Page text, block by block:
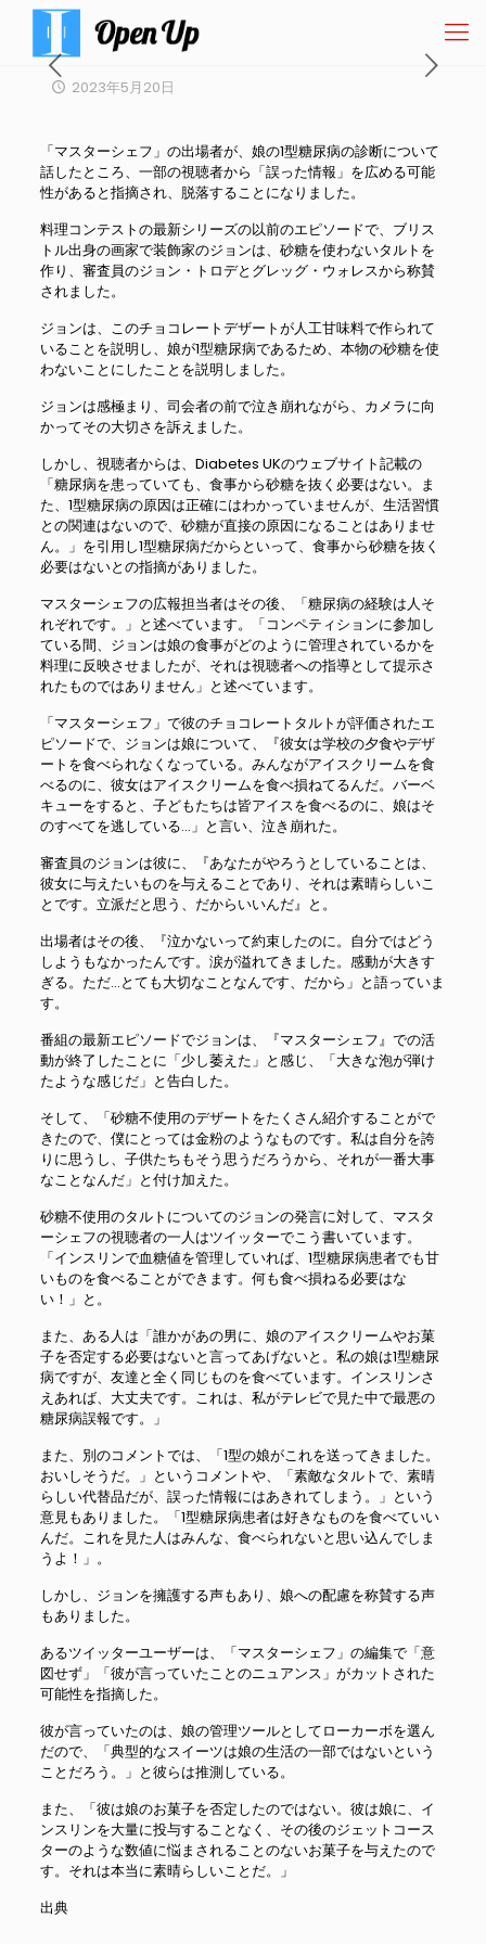
2023年5月20日
「マスターシェフ」の出場者が、娘の1型糖尿病の診断について
話したところ、一部の視聴者から「誤った情報」を広める可能
性があると指摘され、脱落することになりました。
料理コンテストの最新シリーズの以前のエピソードで、ブリス
トル出身の画家で装飾家のジョンは、砂糖を使わないタルトを
作り、審査員のジョン・トロデとグレッグ・ウォレスから称賛
されました。
ジョンは、このチョコレートデザートが人工甘味料で作られて
いることを説明し、娘が1型糖尿病であるため、本物の砂糖を使
わないことにしたことを説明しました。
ジョンは感極まり、司会者の前で泣き崩れながら、カメラに向
かってその大切さを訴えました。
しかし、視聴者からは、Diabetes UKのウェブサイト記載の
「糖尿病を患っていても、食事から砂糖を抜く必要はない。ま
た、1型糖尿病の原因は正確にはわかっていませんが、生活習慣
との関連はないので、砂糖が直接の原因になることはありませ
ん。」を引用し1型糖尿病だからといって、食事から砂糖を抜く
必要はないとの指摘がありました。
マスターシェフの広報担当者はその後、「糖尿病の経験は人そ
れぞれです。」と述べています。「コンペティションに参加し
ている間、ジョンは娘の食事がどのように管理されているかを
料理に反映させましたが、それは視聴者への指導として提示さ
れたものではありません」と述べています。
「マスターシェフ」で彼のチョコレートタルトが評価されたエ
ピソードで、ジョンは娘について、『彼女は学校の夕食やデザ
ートを食べられなくなっている。みんながアイスクリームを食
べるのに、彼女はアイスクリームを食べ損ねてるんだ。バーベ
キューをすると、子どもたちは皆アイスを食べるのに、娘はそ
のすべてを逃している…」と言い、泣き崩れた。
審査員のジョンは彼に、『あなたがやろうとしていることは、
彼女に与えたいものを与えることであり、それは素晴らしいこ
とです。立派だと思う、だからいいんだ』と。
出場者はその後、『泣かないって約束したのに。自分ではどう
しようもなかったんです。涙が溢れてきました。感動が大きす
ぎる。ただ…とても大切なことなんです、だから」と語っていま
す。
番組の最新エピソードでジョンは、『マスターシェフ』での活
動が終了したことに「少し萎えた」と感じ、「大きな泡が弾け
たような感じだ」と告白した。
そして、「砂糖不使用のデザートをたくさん紹介することがで
きたので、僕にとっては金粉のようなものです。私は自分を誇
りに思うし、子供たちもそう思うだろうから、それが一番大事
なことなんだ」と付け加えた。
砂糖不使用のタルトについてのジョンの発言に対して、マスタ
ーシェフの視聴者の一人はツイッターでこう書いています。
「インスリンで血糖値を管理していれば、1型糖尿病患者でも甘
いものを食べることができます。何も食べ損ねる必要はな
い！」と。
また、ある人は「誰かがあの男に、娘のアイスクリームやお菓
子を否定する必要はないと言ってあげないと。私の娘は1型糖尿
病ですが、友達と全く同じものを食べています。インスリンさ
えあれば、大丈夫です。これは、私がテレビで見た中で最悪の
糖尿病誤報です。」
また、別のコメントでは、「1型の娘がこれを送ってきました。
おいしそうだ。」というコメントや、「素敵なタルトで、素晴
らしい代替品だが、誤った情報にはあきれてしまう。」という
意見もありました。「1型糖尿病患者は好きなものを食べていい
んだ。これを見た人はみんな、食べられないと思い込んでしま
うよ！」。
しかし、ジョンを擁護する声もあり、娘への配慮を称賛する声
もありました。
あるツイッターユーザーは、「マスターシェフ」の編集で「意
図せず」「彼が言っていたことのニュアンス」がカットされた
可能性を指摘した。
彼が言っていたのは、娘の管理ツールとしてローカーボを選ん
だので、「典型的なスイーツは娘の生活の一部ではないという
ことだろう。」と彼らは推測している。
また、「彼は娘のお菓子を否定したのではない。彼は娘に、イ
ンスリンを大量に投与することなく、その後のジェットコース
ターのような数値に悩まされることのないお菓子を与えたので
す。それは本当に素晴らしいことだ。」
出典